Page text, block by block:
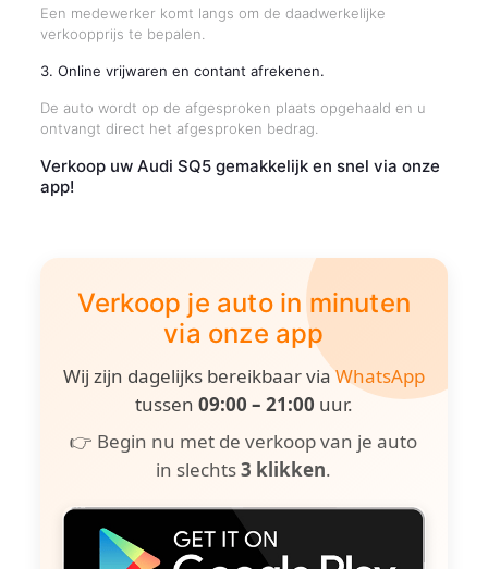
Een medewerker komt langs om de daadwerkelijke
verkoopprijs te bepalen.
3. Online vrijwaren en contant afrekenen.
De auto wordt op de afgesproken plaats opgehaald en u
ontvangt direct het afgesproken bedrag.
Verkoop uw Audi SQ5 gemakkelijk en snel via onze
app!
Verkoop je auto in minuten
via onze app
Wij zijn dagelijks bereikbaar viaWhatsApp
tussen 09:00 – 21:00 uur.
👉 Begin nu met de verkoop van je auto
in slechts3 klikken.